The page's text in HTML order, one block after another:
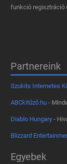
funkció regisztráció
Partnereink
Szukits Internetes
ABCkitűző.hu -
Diablo Hungary -
Blizzard
Egyebek